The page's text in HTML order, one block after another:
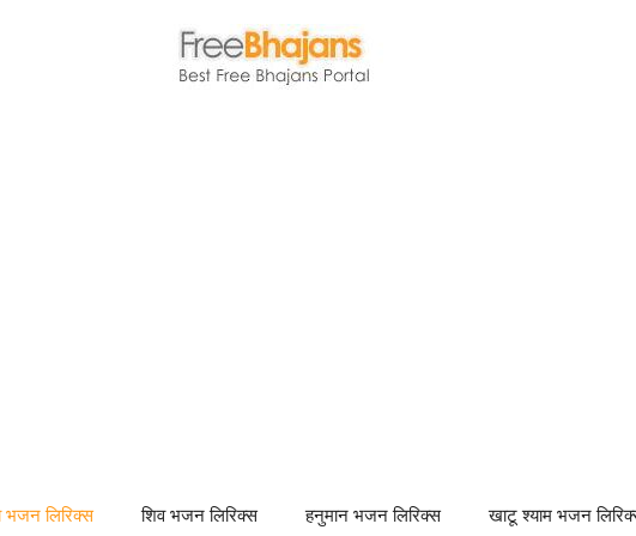
भजन लिरिक्स शिव भजन लिरिक्स हनुमान भजन लिरिक्स खाटू श्याम भजन